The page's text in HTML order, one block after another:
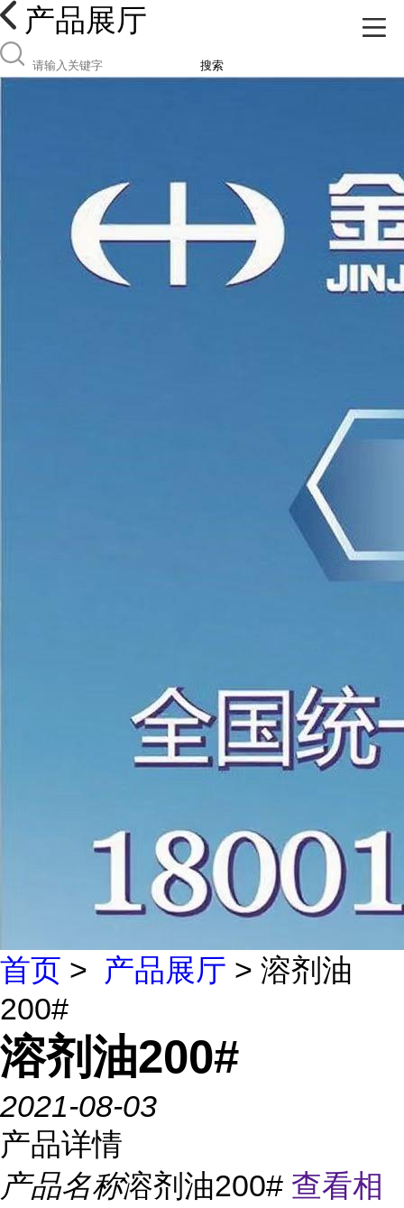
产品展厅
搜索
首页 > 产品展厅 > 溶剂油
200#
溶剂油200#
2021-08-03
产品详情
产品名称溶剂油200# 查看相